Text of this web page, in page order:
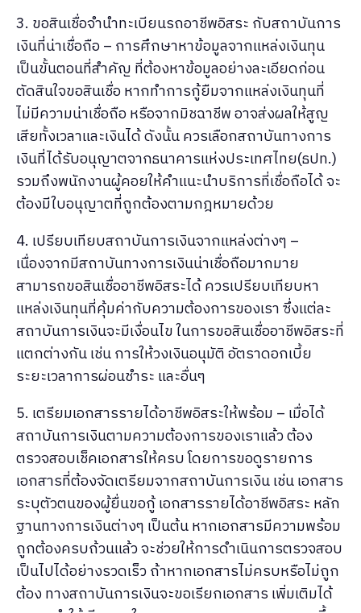
3. ขอสินเชื่อจำนำทะเบียนรถอาชีพอิสระ กับสถาบันการ
เงินที่น่าเชื่อถือ – การศึกษาหาข้อมูลจากแหล่งเงินทุน
เป็นขั้นตอนที่สำคัญ ที่ต้องหาข้อมูลอย่างละเอียดก่อน
ตัดสินใจขอสินเชื่อ หากทำการกู้ยืมจากแหล่งเงินทุนที่
ไม่มีความน่าเชื่อถือ หรือจากมิชฉาชีพ อาจส่งผลให้สูญ
เสียทั้งเวลาและเงินได้ ดังนั้น ควรเลือกสถาบันทางการ
เงินที่ได้รับอนุญาตจากธนาคารแห่งประเทศไทย(ธปท.)
รวมถึงพนักงานผู้คอยให้คำแนะนำบริการที่เชื่อถือได้ จะ
ต้องมีใบอนุญาตที่ถูกต้องตามกฎหมายด้วย
4. เปรียบเทียบสถาบันการเงินจากแหล่งต่างๆ –
เนื่องจากมีสถาบันทางการเงินน่าเชื่อถือมากมาย
สามารถขอสินเชื่ออาชีพอิสระได้ ควรเปรียบเทียบหา
แหล่งเงินทุนที่คุ้มค่ากับความต้องการของเรา ซึ่งแต่ละ
สถาบันการเงินจะมีเงื่อนไข ในการขอสินเชื่ออาชีพอิสระที่
แตกต่างกัน เช่น การให้วงเงินอนุมัติ อัตราดอกเบี้ย
ระยะเวลาการผ่อนชำระ และอื่นๆ
5. เตรียมเอกสารรายได้อาชีพอิสระให้พร้อม – เมื่อได้
สถาบันการเงินตามความต้องการของเราแล้ว ต้อง
ตรวจสอบเช็คเอกสารให้ครบ โดยการขอดูรายการ
เอกสารที่ต้องจัดเตรียมจากสถาบันการเงิน เช่น เอกสาร
ระบุตัวตนของผู้ยื่นขอกู้ เอกสารรายได้อาชีพอิสระ หลัก
ฐานทางการเงินต่างๆ เป็นต้น หากเอกสารมีความพร้อม
ถูกต้องครบถ้วนแล้ว จะช่วยให้การดำเนินการตรวจสอบ
เป็นไปได้อย่างรวดเร็ว ถ้าหากเอกสารไม่ครบหรือไม่ถูก
ต้อง ทางสถาบันการเงินจะขอเรียกเอกสาร เพิ่มเติมได้